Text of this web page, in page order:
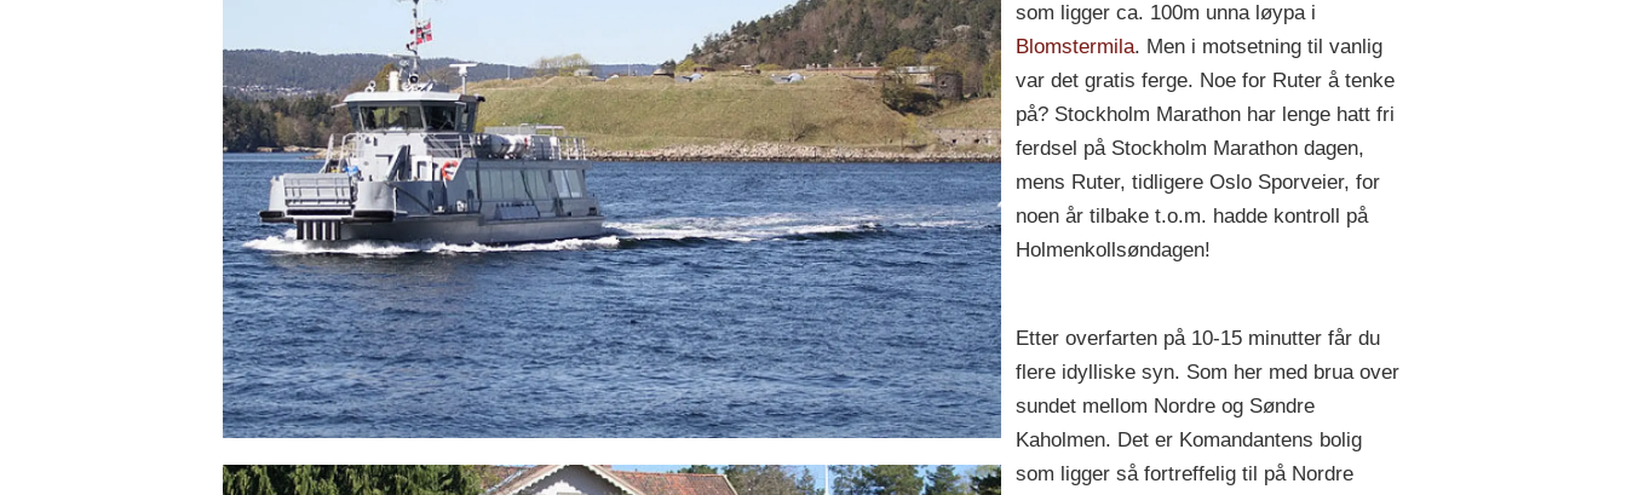
som ligger ca. 100m unna løypa i
Blomstermila. Men i motsetning til vanlig
var det gratis ferge. Noe for Ruter å tenke
på? Stockholm Marathon har lenge hatt fri
ferdsel på Stockholm Marathon dagen,
mens Ruter, tidligere Oslo Sporveier, for
noen år tilbake t.o.m. hadde kontroll på
Holmenkollsøndagen!
Etter overfarten på 10-15 minutter får du
flere idylliske syn. Som her med brua over
sundet mellom Nordre og Søndre
Kaholmen. Det er Komandantens bolig
som ligger så fortreffelig til på Nordre